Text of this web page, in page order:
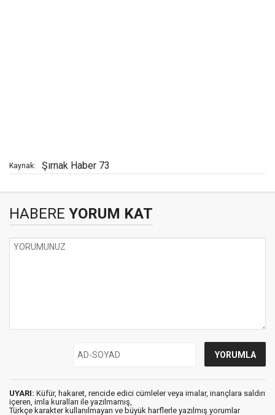
Kaynak: Şırnak Haber 73
HABERE YORUM KAT
UYARI: Küfür, hakaret, rencide edici cümleler veya imalar, inançlara saldırı
içeren, imla kuralları ile yazılmamış,
Türkçe karakter kullanılmayan ve büyük harflerle yazılmış yorumlar